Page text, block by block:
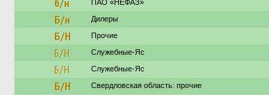
б/н ПАО «НЕФАЗ»
Б/н Дилеры
Б/Н Прочие
Б/Н Служебные-Яс
Б/Н Служебные-Яс
Б/Н Свердловская область: прочие